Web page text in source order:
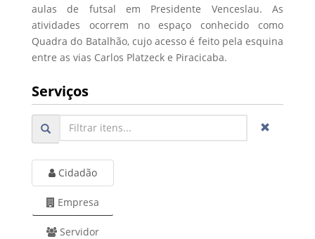
aulas de futsal em Presidente Venceslau. As
atividades ocorrem no espaço conhecido como
Quadra do Batalhão, cujo acesso é feito pela esquina
entre as vias Carlos Platzeck e Piracicaba.
Serviços
Cidadão
Empresa
Servidor